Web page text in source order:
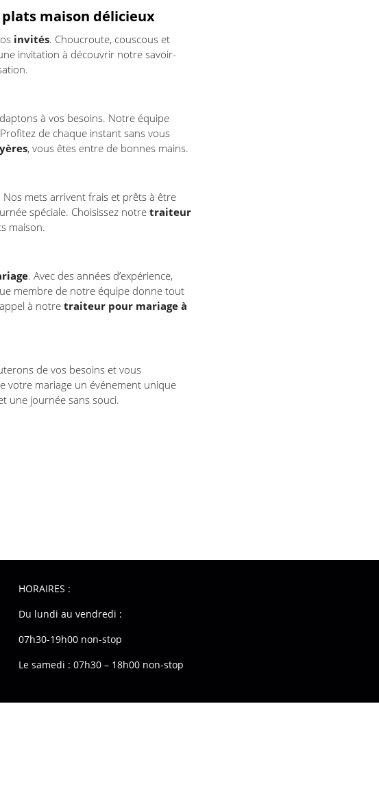
maison délicieux
invités. Choucroute, couscous et
invitation à découvrir notre savoir-
à vos besoins. Notre équipe
de chaque instant sans vous
, vous êtes entre de bonnes mains.
mets arrivent frais et prêts à être
spéciale. Choisissez notre traiteur
maison.
. Avec des années d’expérience,
membre de notre équipe donne tout
à notre traiteur pour mariage à
de vos besoins et vous
votre mariage un événement unique
une journée sans souci.
HORAIRES :
Du lundi au vendredi :
07h30-19h00 non-stop
Le samedi : 07h30 – 18h00 non-stop